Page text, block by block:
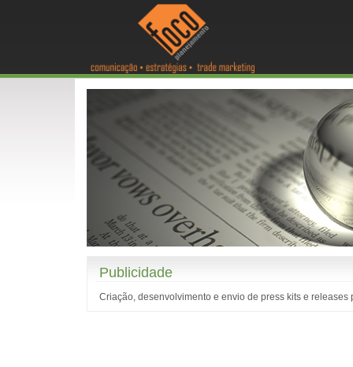
Publicidade
Criação, desenvolvimento e envio de press kits e releases